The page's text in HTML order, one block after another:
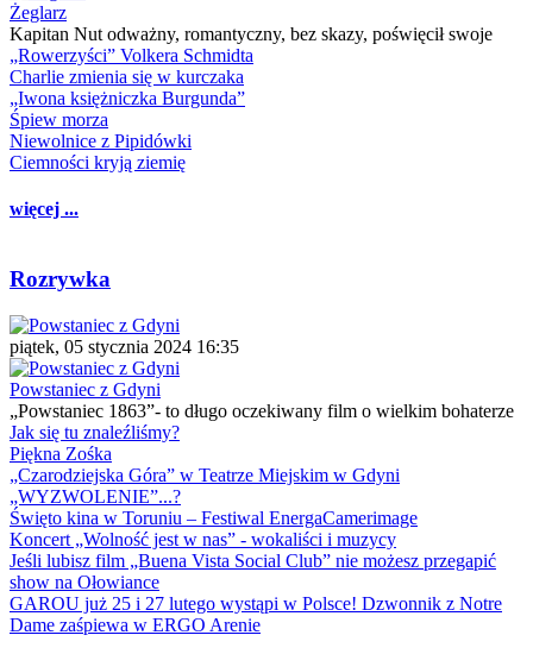
Żeglarz
Kapitan Nut odważny, romantyczny, bez skazy, poświęcił swoje
„Rowerzyści” Volkera Schmidta
Charlie zmienia się w kurczaka
„Iwona księżniczka Burgunda”
Śpiew morza
Niewolnice z Pipidówki
Ciemności kryją ziemię
więcej ...
Rozrywka
piątek, 05 stycznia 2024 16:35
Powstaniec z Gdyni
„Powstaniec 1863”- to długo oczekiwany film o wielkim bohaterze
Jak się tu znaleźliśmy?
Piękna Zośka
„Czarodziejska Góra” w Teatrze Miejskim w Gdyni
„WYZWOLENIE”...?
Święto kina w Toruniu – Festiwal EnergaCamerimage
Koncert „Wolność jest w nas” - wokaliści i muzycy
Jeśli lubisz film „Buena Vista Social Club” nie możesz przegapić
show na Ołowiance
GAROU już 25 i 27 lutego wystąpi w Polsce! Dzwonnik z Notre
Dame zaśpiewa w ERGO Arenie